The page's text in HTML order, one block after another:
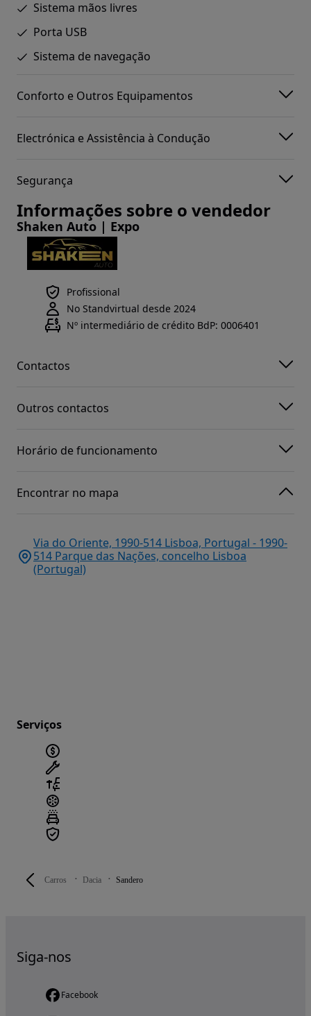
Carros Dacia Sandero
Sistema mãos livres
Porta USB
Sistema de navegação
Conforto e Outros Equipamentos
Electrónica e Assistência à Condução
Segurança
Informações sobre o vendedor
Shaken Auto | Expo
Profissional
No Standvirtual desde 2024
Nº intermediário de crédito BdP: 0006401
Contactos
Outros contactos
Horário de funcionamento
Encontrar no mapa
Via do Oriente, 1990-514 Lisboa, Portugal - 1990-
514 Parque das Nações, concelho Lisboa
(Portugal)
Serviços
Siga-nos
Facebook